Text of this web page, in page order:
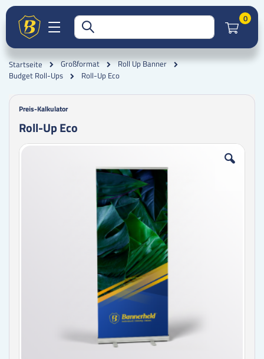
0
Startseite Großformat
Roll Up Banner
Budget Roll-Ups
Roll-Up Eco
Preis-Kalkulator
Roll-Up Eco
Zum
Zum